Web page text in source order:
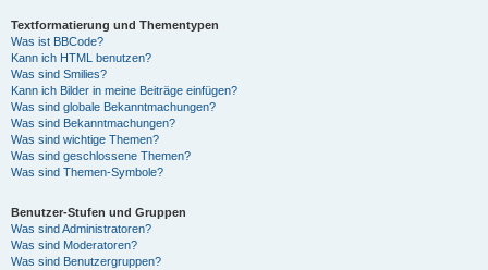
Textformatierung und Thementypen
Was ist BBCode?
Kann ich HTML benutzen?
Was sind Smilies?
Kann ich Bilder in meine Beiträge einfügen?
Was sind globale Bekanntmachungen?
Was sind Bekanntmachungen?
Was sind wichtige Themen?
Was sind geschlossene Themen?
Was sind Themen-Symbole?
Benutzer-Stufen und Gruppen
Was sind Administratoren?
Was sind Moderatoren?
Was sind Benutzergruppen?